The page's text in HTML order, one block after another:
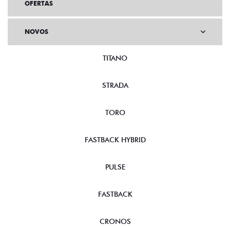
OFERTAS
NOVOS
TITANO
STRADA
TORO
FASTBACK HYBRID
PULSE
FASTBACK
CRONOS